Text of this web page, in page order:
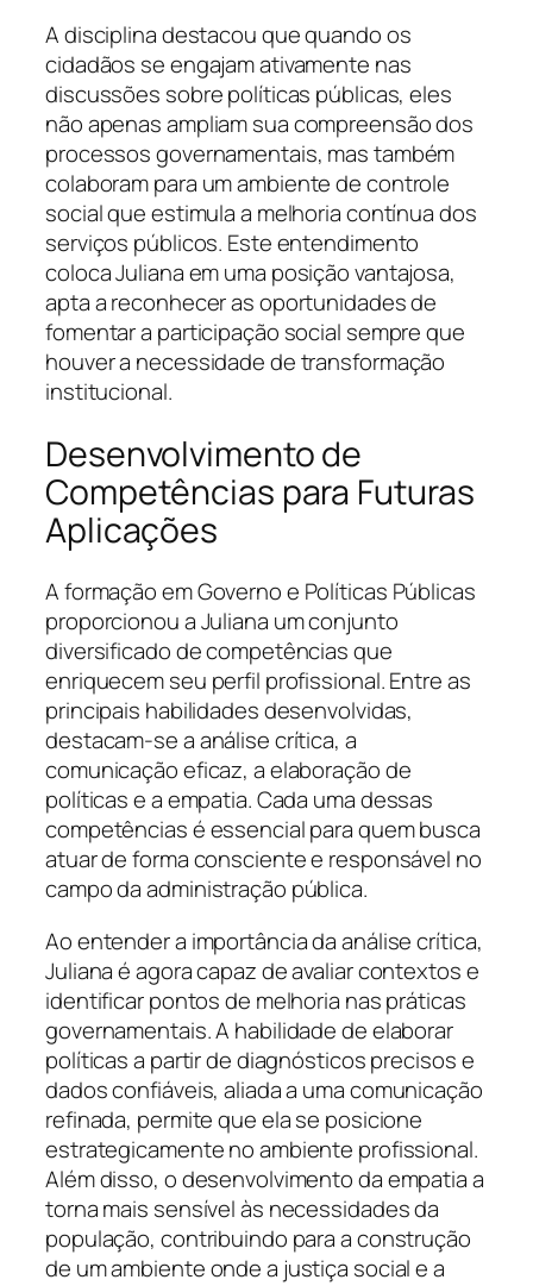
A disciplina destacou que quando os
cidadãos se engajam ativamente nas
discussões sobre políticas públicas, eles
não apenas ampliam sua compreensão dos
processos governamentais, mas também
colaboram para um ambiente de controle
social que estimula a melhoria contínua dos
serviços públicos. Este entendimento
coloca Juliana em uma posição vantajosa,
apta a reconhecer as oportunidades de
fomentar a participação social sempre que
houver a necessidade de transformação
institucional.
Desenvolvimento de
Competências para Futuras
Aplicações
A formação em Governo e Políticas Públicas
proporcionou a Juliana um conjunto
diversificado de competências que
enriquecem seu perfil profissional. Entre as
principais habilidades desenvolvidas,
destacam-se a análise crítica, a
comunicação eficaz, a elaboração de
políticas e a empatia. Cada uma dessas
competências é essencial para quem busca
atuar de forma consciente e responsável no
campo da administração pública.
Ao entender a importância da análise crítica,
Juliana é agora capaz de avaliar contextos e
identificar pontos de melhoria nas práticas
governamentais. A habilidade de elaborar
políticas a partir de diagnósticos precisos e
dados confiáveis, aliada a uma comunicação
refinada, permite que ela se posicione
estrategicamente no ambiente profissional.
Além disso, o desenvolvimento da empatia a
torna mais sensível às necessidades da
população, contribuindo para a construção
de um ambiente onde a justiça social e a